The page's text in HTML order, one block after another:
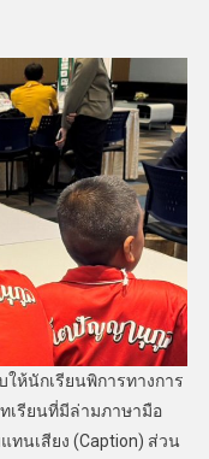
ห้นักเรียนพิการทางการ
เรียนที่มีล่ามภาษามือ
ทนเสียง (Caption) ส่วน